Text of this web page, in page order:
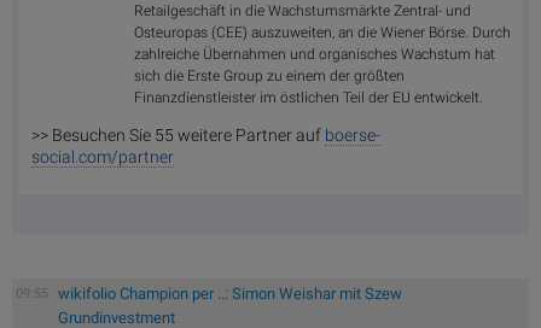
Retailgeschäft in die Wachstumsmärkte Zentral- und
Osteuropas (CEE) auszuweiten, an die Wiener Börse. Durch
zahlreiche Übernahmen und organisches Wachstum hat
sich die Erste Group zu einem der größten
Finanzdienstleister im östlichen Teil der EU entwickelt.
>> Besuchen Sie 55 weitere Partner auf boerse-
social.com/partner
09:55
wikifolio Champion per ..: Simon Weishar mit Szew
Grundinvestment